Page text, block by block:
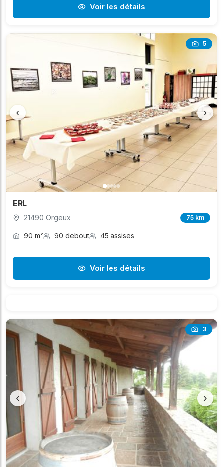
Voir les détails
5
‹ ›
ERL
21490 Orgeux 75 km
90 m² 90 debout 45 assises
Voir les détails
3
‹ ›